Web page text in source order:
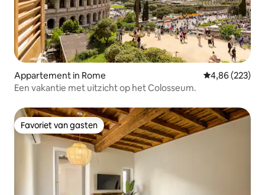
Appartement in Rome Gemiddelde
4,86 (223)
Een vakantie met uitzicht op het Colosseum.
Favoriet van gasten
Favoriet van gasten